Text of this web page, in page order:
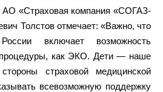
АО «Страховая компания «СОГАЗ-
Толстов отмечает: «Важно, что
включает возможность
процедуры, как ЭКО. Дети — наше
страховой медицинской
всевозможную поддержку